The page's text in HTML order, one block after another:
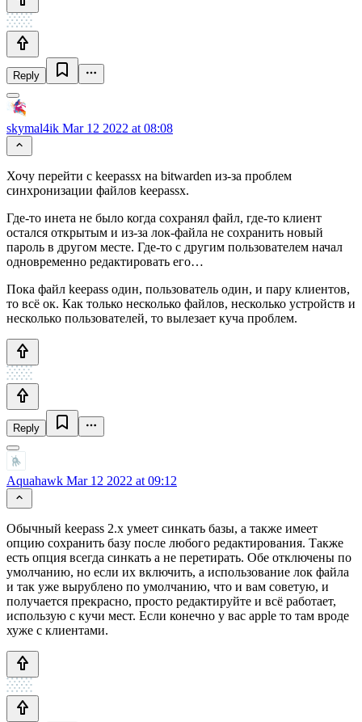
Reply
skymal4ik Mar 12 2022 at 08:08
Хочу перейти с keepassx на bitwarden из-за проблем
синхронизации файлов keepassx.
Где-то инета не было когда сохранял файл, где-то клиент
остался открытым и из-за лок-файла не сохранить новый
пароль в другом месте. Где-то с другим пользователем начал
одновременно редактировать его…
Пока файл keepass один, пользователь один, и пару клиентов,
то всё ок. Как только несколько файлов, несколько устройств и
несколько пользователей, то вылезает куча проблем.
Reply
Aquahawk Mar 12 2022 at 09:12
Обычный keepass 2.x умеет синкать базы, а также имеет
опцию сохранить базу после любого редактирования. Также
есть опция всегда синкать а не перетирать. Обе отключены по
умолчанию, но если их включить, а использование лок файла
и так уже вырублено по умолчанию, что и вам советую, и
получается прекрасно, просто редактируйте и всё работает,
использую с кучи мест. Если конечно у вас apple то там вроде
хуже с клиентами.